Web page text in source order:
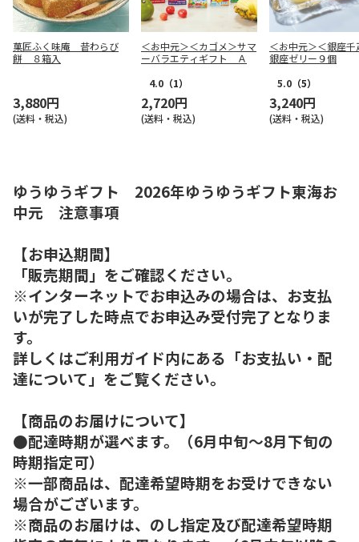
菓匠ふく味庵 昔わらび
餅 ８箱入
3,880円
(送料・税込)
＜お中元＞＜カゴメ＞サマ
ーバラエティギフト Ａ
4.0 （1）
2,720円
(送料・税込)
＜お中元＞＜銀座千
銀座ゼリー９個
5.0 （5）
3,240円
(送料・税込)
ゆうゆうギフト 2026年ゆうゆうギフト東海お
中元 注意事項
【お申込期間】
「販売期間」をご確認ください。
※インターネットでお申込みの場合は、お支払
いが完了した時点でお申込み受付完了となりま
す。
詳しくはご利用ガイド内にある「お支払い・配
達について」をご覧ください。
【商品のお届けについて】
●配達時期が選べます。（6月中旬～8月下旬の
時期指定可）
※一部商品は、配達希望時期をお受けできない
場合がございます。
※商品のお届けは、のし指定及び配達希望時期